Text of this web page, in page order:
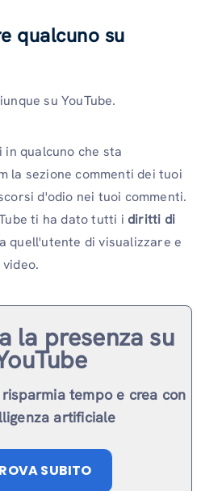
qualcuno su
su YouTube.
qualcuno che sta
la sezione commenti dei tuoi
d'odio nei tuoi commenti.
ti ha dato tutti i diritti di
a quell'utente di visualizzare e
la presenza su
risparmia tempo e crea con
artificiale
SUBITO